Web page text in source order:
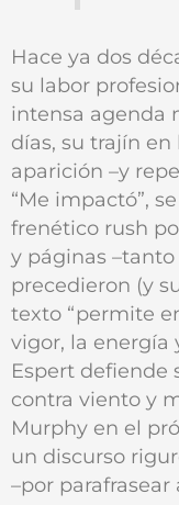
Hace ya dos
su labor
intensa agenda
días, su trajín
aparición –y
“Me impactó”,
frenético rush
y páginas
precedieron (y
texto “permite
vigor, la energía
Espert defiende
contra viento y
Murphy en el
un discurso
–por parafrasear